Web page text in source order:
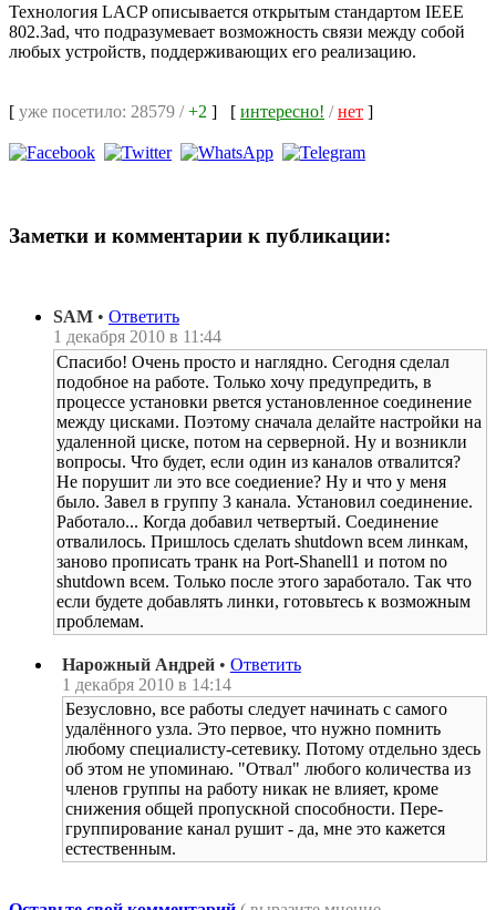
Технология LACP описывается открытым стандартом IEEE
802.3ad, что подразумевает возможность связи между собой
любых устройств, поддерживающих его реализацию.
[ уже посетило: 28579 /+2 ] [ интересно! /нет ]
Заметки и комментарии к публикации:
SAM • Ответить
1 декабря 2010 в 11:44
Спасибо! Очень просто и наглядно. Сегодня сделал
подобное на работе. Только хочу предупредить, в
процессе установки рвется установленное соединение
между цисками. Поэтому сначала делайте настройки на
удаленной циске, потом на серверной. Ну и возникли
вопросы. Что будет, если один из каналов отвалится?
Не порушит ли это все соедиение? Ну и что у меня
было. Завел в группу 3 канала. Установил соединение.
Работало... Когда добавил четвертый. Соединение
отвалилось. Пришлось сделать shutdown всем линкам,
заново прописать транк на Port-Shanell1 и потом no
shutdown всем. Только после этого заработало. Так что
если будете добавлять линки, готовьтесь к возможным
проблемам.
Нарожный Андрей • Ответить
1 декабря 2010 в 14:14
Безусловно, все работы следует начинать с самого
удалённого узла. Это первое, что нужно помнить
любому специалисту-сетевику. Потому отдельно здесь
об этом не упоминаю. "Отвал" любого количества из
членов группы на работу никак не влияет, кроме
снижения общей пропускной способности. Пере-
группирование канал рушит - да, мне это кажется
естественным.